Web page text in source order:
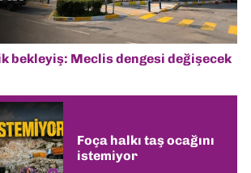
bekleyiş: Meclis dengesi değişecek
Foça halkı taş ocağını
istemiyor